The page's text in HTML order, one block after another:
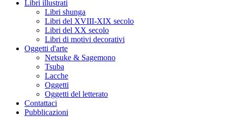
Libri illustrati
Libri shunga
Libri del XVIII-XIX secolo
Libri del XX secolo
Libri di motivi decorativi
Oggetti d'arte
Netsuke & Sagemono
Tsuba
Lacche
Oggetti
Oggetti del letterato
Contattaci
Pubblicazioni